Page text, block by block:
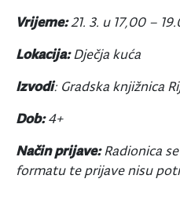
Vrijeme:21. 3. u 17,00 –
Lokacija:Dječja kuća
Izvodi: Gradska knjižnica
Dob:4+
Način prijave:Radionica
formatu te prijave nisu